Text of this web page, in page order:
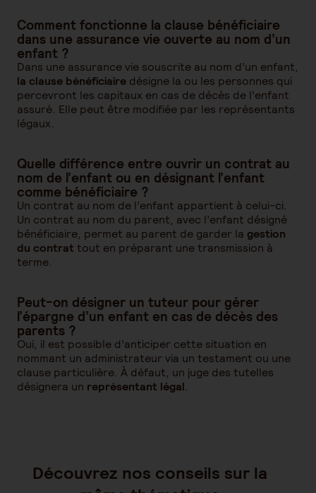
Comment fonctionne la clause bénéficiaire
dans une assurance vie ouverte au nom d’un
enfant ?
Dans une assurance vie souscrite au nom d’un enfant,
la clause bénéficiaire désigne la ou les personnes qui
percevront les capitaux en cas de décès de l’enfant
assuré. Elle peut être modifiée par les représentants
légaux.
Quelle différence entre ouvrir un contrat au
nom de l’enfant ou en désignant l’enfant
comme bénéficiaire ?
Un contrat au nom de l’enfant appartient à celui-ci.
Un contrat au nom du parent, avec l’enfant désigné
bénéficiaire, permet au parent de garder la gestion
du contrat tout en préparant une transmission à
terme.
Peut-on désigner un tuteur pour gérer
l’épargne d’un enfant en cas de décès des
parents ?
Oui, il est possible d’anticiper cette situation en
nommant un administrateur via un testament ou une
clause particulière. À défaut, un juge des tutelles
désignera un représentant légal.
Découvrez nos conseils sur la